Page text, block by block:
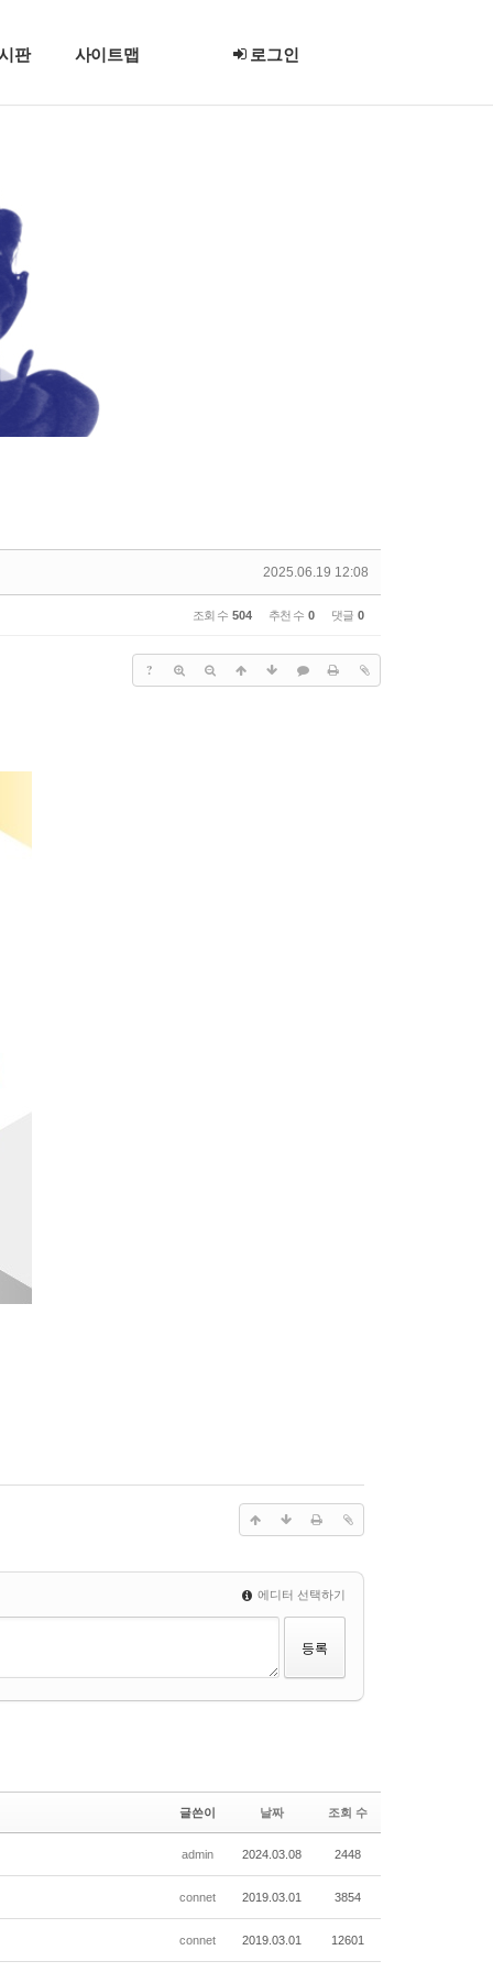
판 사이트맵 로그인
2025.06.19 12:08
조회 수 504 추천 수 0 댓글 0
?
에디터 선택하기
글쓴이 날짜 조회 수
admin 2024.03.08 2448
connet 2019.03.01 3854
connet 2019.03.01 12601